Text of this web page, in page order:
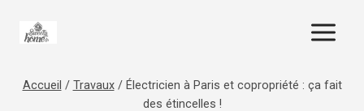
Accueil / Travaux / Électricien à Paris et copropriété : ça fait
des étincelles !